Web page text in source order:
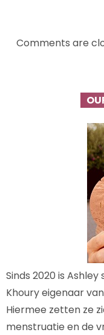
Comments are
Sinds 2020 is
Khoury eigenaar
Hiermee zetten ze
menstruatie en de